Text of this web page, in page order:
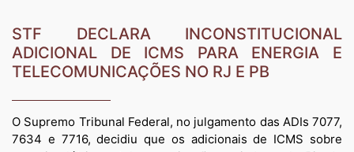
STF DECLARA INCONSTITUCIONAL
ADICIONAL DE ICMS PARA ENERGIA E
TELECOMUNICAÇÕES NO RJ E PB
O Supremo Tribunal Federal, no julgamento das ADIs 7077,
7634 e 7716, decidiu que os adicionais de ICMS sobre